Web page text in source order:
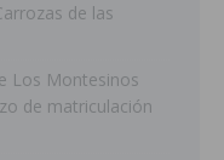
de las
Los Montesinos
de matriculación